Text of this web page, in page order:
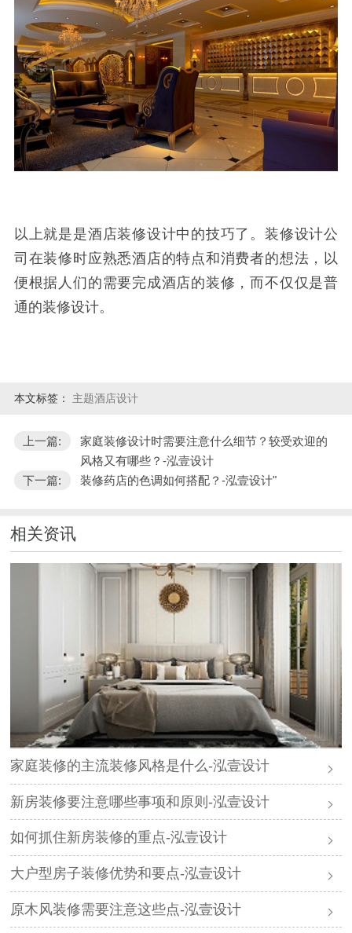
以上就是是酒店装修设计中的技巧了。装修设计公
司在装修时应熟悉酒店的特点和消费者的想法，以
便根据人们的需要完成酒店的装修，而不仅仅是普
通的装修设计。
本文标签： 主题酒店设计
上一篇:
家庭装修设计时需要注意什么细节？较受欢迎的
风格又有哪些？-泓壹设计
下一篇:
装修药店的色调如何搭配？-泓壹设计"
相关资讯
家庭装修的主流装修风格是什么-泓壹设计
新房装修要注意哪些事项和原则-泓壹设计
如何抓住新房装修的重点-泓壹设计
大户型房子装修优势和要点-泓壹设计
原木风装修需要注意这些点-泓壹设计